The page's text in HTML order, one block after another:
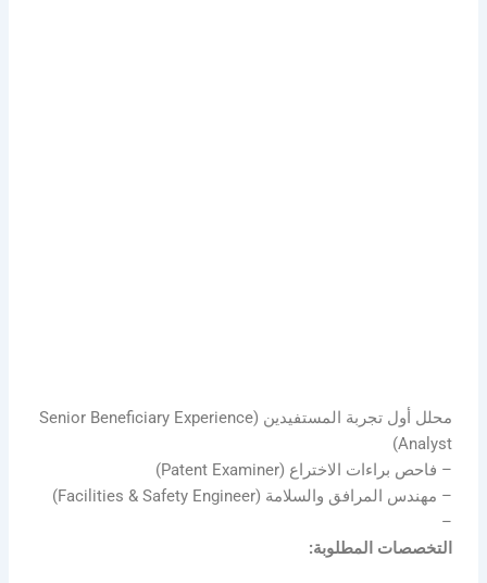
محلل أول تجربة المستفيدين (Senior Beneficiary Experience
Analyst)
– فاحص براءات الاختراع (Patent Examiner)
– مهندس المرافق والسلامة (Facilities & Safety Engineer)
–
التخصصات المطلوبة: